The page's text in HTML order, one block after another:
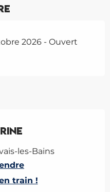
2026 - Ouvert
les-Bains
train !